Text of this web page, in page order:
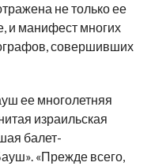
не только ее
и манифест многих
совершивших
ее многолетняя
израильская
балет-
«Прежде всего,